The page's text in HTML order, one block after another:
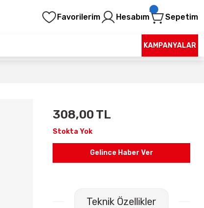
Favorilerim Hesabım Sepetim
KAMPANYALAR
308,00 TL
Stokta Yok
Gelince Haber Ver
Teknik Özellikler